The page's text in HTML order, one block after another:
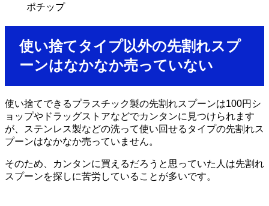
ポチップ
使い捨てタイプ以外の先割れスプ
ーンはなかなか売っていない
使い捨てできるプラスチック製の先割れスプーンは100円シ
ョップやドラッグストアなどでカンタンに見つけられます
が、ステンレス製などの洗って使い回せるタイプの先割れス
プーンはなかなか売っていません。
そのため、カンタンに買えるだろうと思っていた人は先割れ
スプーンを探しに苦労していることが多いです。